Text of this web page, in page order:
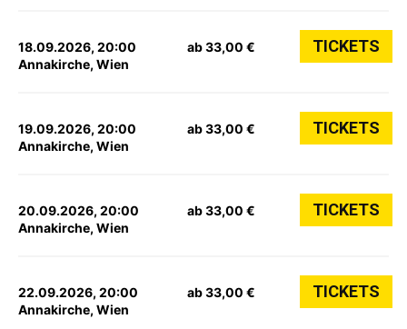
18.09.2026, 20:00
Annakirche, Wien
ab 33,00 € TICKETS
19.09.2026, 20:00
Annakirche, Wien
ab 33,00 € TICKETS
20.09.2026, 20:00
Annakirche, Wien
ab 33,00 € TICKETS
22.09.2026, 20:00
Annakirche, Wien
ab 33,00 € TICKETS